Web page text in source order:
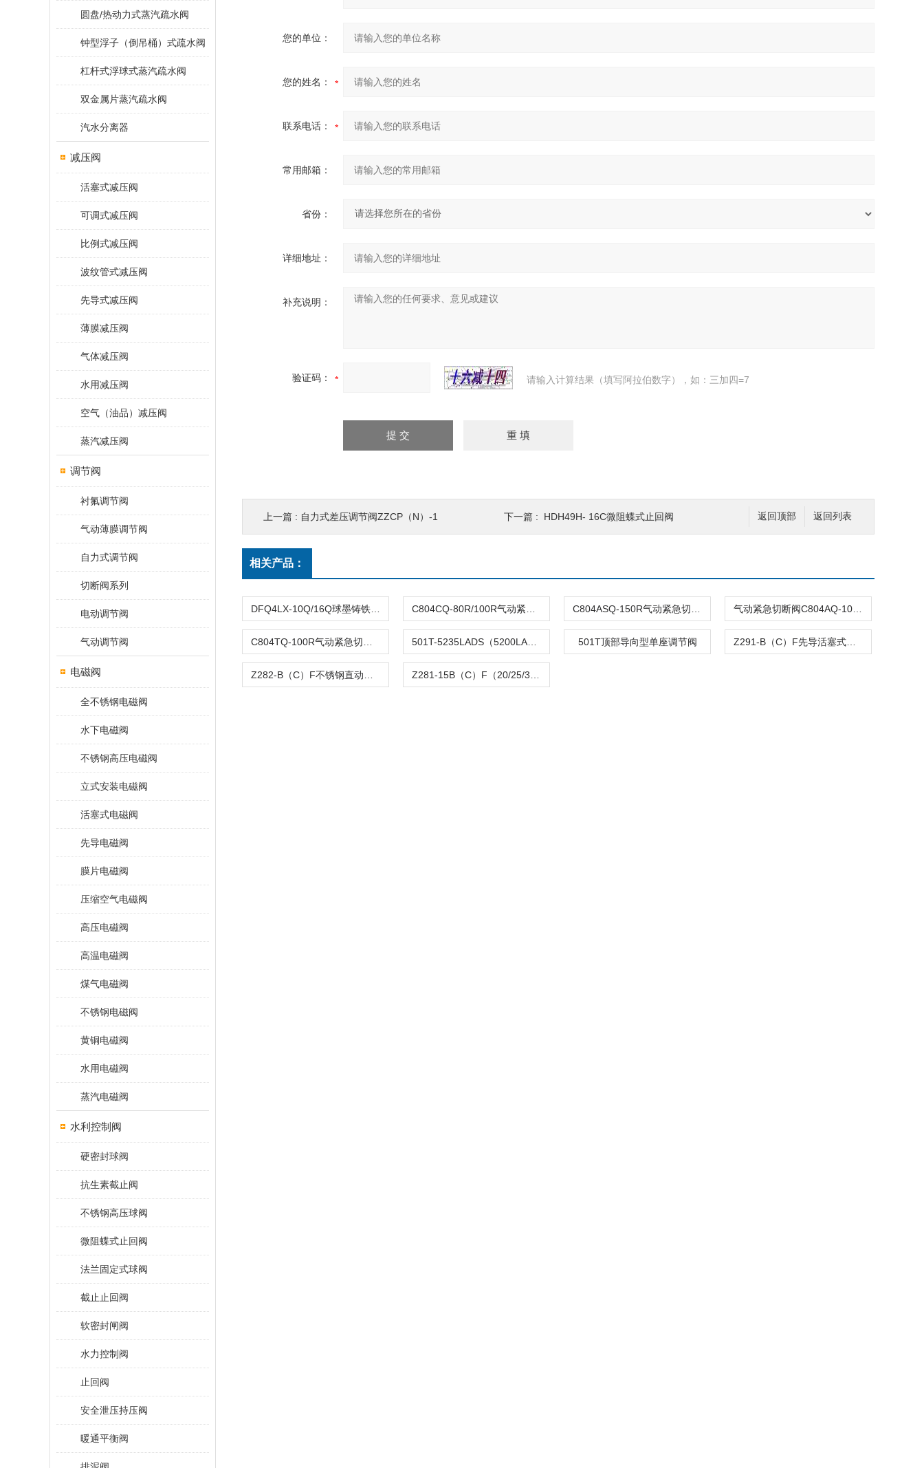
圆盘/热动力式蒸汽疏水阀
钟型浮子（倒吊桶）式疏水阀
杠杆式浮球式蒸汽疏水阀
双金属片蒸汽疏水阀
汽水分离器
减压阀
活塞式减压阀
可调式减压阀
比例式减压阀
波纹管式减压阀
先导式减压阀
薄膜减压阀
气体减压阀
水用减压阀
空气（油品）减压阀
蒸汽减压阀
调节阀
衬氟调节阀
气动薄膜调节阀
自力式调节阀
切断阀系列
电动调节阀
气动调节阀
电磁阀
全不锈钢电磁阀
水下电磁阀
不锈钢高压电磁阀
立式安装电磁阀
活塞式电磁阀
先导电磁阀
膜片电磁阀
压缩空气电磁阀
高压电磁阀
高温电磁阀
煤气电磁阀
不锈钢电磁阀
黄铜电磁阀
水用电磁阀
蒸汽电磁阀
水利控制阀
硬密封球阀
抗生素截止阀
不锈钢高压球阀
微阻蝶式止回阀
法兰固定式球阀
截止止回阀
软密封闸阀
水力控制阀
止回阀
安全泄压持压阀
暖通平衡阀
您的单位：
您的姓名：
联系电话：
常用邮箱：
省份：
详细地址：
补充说明：
验证码： 请输入计算结果（填写阿拉伯数字），如：三加四=7
返回列表
返回顶部
上一篇 : 自力式差压调节阀ZZCP（N）-1 下一篇 : HDH49H- 16C微阻蝶式止回阀
相关产品：
501T顶部导向型单座调节阀